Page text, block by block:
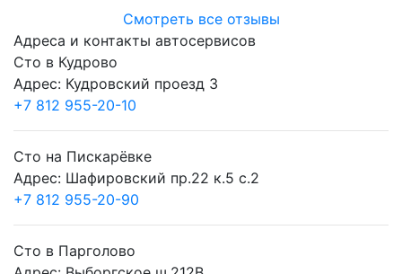
Смотреть все отзывы
Адреса и контакты автосервисов
Сто в Кудрово
Адрес: Кудровский проезд 3
+7 812 955-20-10
Сто на Пискарёвке
Адрес: Шафировский пр.22 к.5 с.2
+7 812 955-20-90
Сто в Парголово